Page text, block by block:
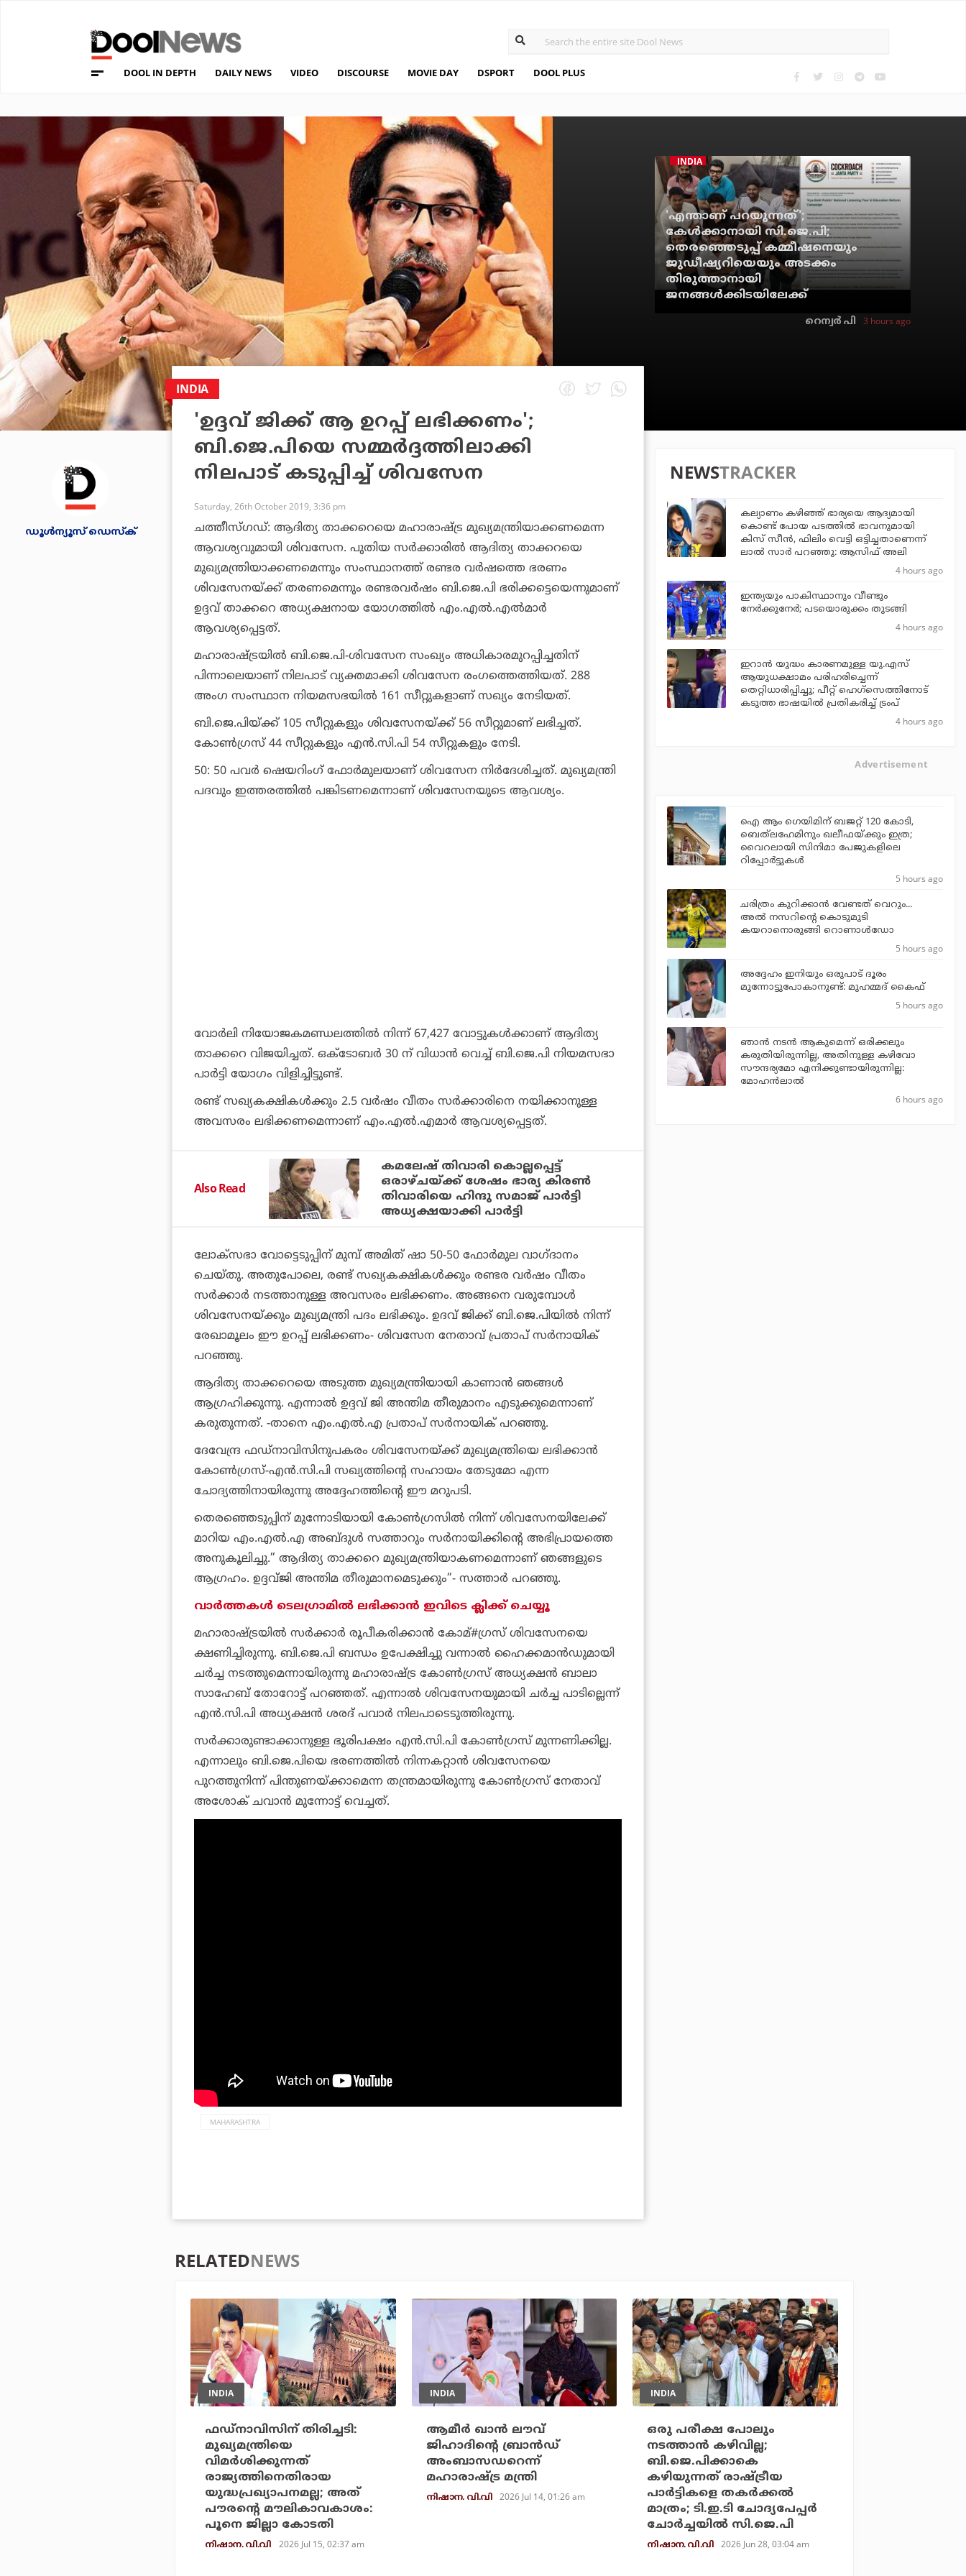
DOOL IN DEPTH DAILY NEWS VIDEO DISCOURSE MOVIE DAY DSPORT DOOL PLUS
INDIA
'എന്താണ് പറയുന്നത്';
കേള്‍ക്കാനായി സി.ജെ.പി;
തെരഞ്ഞെടുപ്പ് കമ്മീഷനെയും
ജുഡീഷ്യറിയെയും അടക്കം
തിരുത്താനായി
ജനങ്ങള്‍ക്കിടയിലേക്ക്
റെന്വര്‍ പി 3 hours ago
ഡൂള്‍ന്യൂസ് ഡെസ്‌ക്
INDIA
'ഉദ്ദവ് ജിക്ക് ആ ഉറപ്പ് ലഭിക്കണം';
ബി.ജെ.പിയെ സമ്മര്‍ദ്ദത്തിലാക്കി
നിലപാട് കടുപ്പിച്ച് ശിവസേന
Saturday, 26th October 2019, 3:36 pm
ചത്തീസ്ഗഡ്: ആദിത്യ താക്കറെയെ മഹാരാഷ്ട്ര മുഖ്യമന്ത്രിയാക്കണമെന്ന
ആവശ്യവുമായി ശിവസേന. പുതിയ സര്‍ക്കാരില്‍ ആദിത്യ താക്കറയെ
മുഖ്യമന്ത്രിയാക്കണമെന്നും സംസ്ഥാനത്ത് രണ്ടര വര്‍ഷത്തെ ഭരണം
ശിവസേനയ്ക്ക് തരണമെന്നും രണ്ടരവര്‍ഷം ബി.ജെ.പി ഭരിക്കട്ടെയെന്നുമാണ്
ഉദ്ദവ് താക്കറെ അധ്യക്ഷനായ യോഗത്തില്‍ എം.എല്‍.എല്‍മാര്‍
ആവശ്യപ്പെട്ടത്.
മഹാരാഷ്ട്രയില്‍ ബി.ജെ.പി-ശിവസേന സംഖ്യം അധികാരമുറപ്പിച്ചതിന്
പിന്നാലെയാണ് നിലപാട് വ്യക്തമാക്കി ശിവസേന രംഗത്തെത്തിയത്. 288
അംഗ സംസ്ഥാന നിയമസഭയില്‍ 161 സീറ്റുകളാണ് സഖ്യം നേടിയത്.
ബി.ജെ.പിയ്ക്ക് 105 സീറ്റുകളും ശിവസേനയ്ക്ക് 56 സീറ്റുമാണ് ലഭിച്ചത്.
കോണ്‍ഗ്രസ് 44 സീറ്റുകളും എന്‍.സി.പി 54 സീറ്റുകളും നേടി.
50: 50 പവര്‍ ഷെയറിംഗ് ഫോര്‍മുലയാണ് ശിവസേന നിര്‍ദേശിച്ചത്. മുഖ്യമന്ത്രി
പദവും ഇത്തരത്തില്‍ പങ്കിടണമെന്നാണ് ശിവസേനയുടെ ആവശ്യം.
വോര്‍ലി നിയോജകമണ്ഡലത്തില്‍ നിന്ന് 67,427 വോട്ടുകള്‍ക്കാണ് ആദിത്യ
താക്കറെ വിജയിച്ചത്. ഒക്ടോബര്‍ 30 ന് വിധാന്‍ വെച്ച് ബി.ജെ.പി നിയമസഭാ
പാര്‍ട്ടി യോഗം വിളിച്ചിട്ടുണ്ട്.
രണ്ട് സഖ്യകക്ഷികള്‍ക്കും 2.5 വര്‍ഷം വീതം സര്‍ക്കാരിനെ നയിക്കാനുള്ള
അവസരം ലഭിക്കണമെന്നാണ് എം.എല്‍.എമാര്‍ ആവശ്യപ്പെട്ടത്.
Also Read
കമലേഷ് തിവാരി കൊല്ലപ്പെട്ട്
ഒരാഴ്ചയ്ക്ക് ശേഷം ഭാര്യ കിരണ്‍
തിവാരിയെ ഹിന്ദു സമാജ് പാര്‍ട്ടി
അധ്യക്ഷയാക്കി പാര്‍ട്ടി
ലോക്‌സഭാ വോട്ടെടുപ്പിന് മുമ്പ് അമിത് ഷാ 50-50 ഫോര്‍മുല വാഗ്ദാനം
ചെയ്തു. അതുപോലെ, രണ്ട് സഖ്യകക്ഷികള്‍ക്കും രണ്ടര വര്‍ഷം വീതം
സര്‍ക്കാര്‍ നടത്താനുള്ള അവസരം ലഭിക്കണം. അങ്ങനെ വരുമ്പോള്‍
ശിവസേനയ്ക്കും മുഖ്യമന്ത്രി പദം ലഭിക്കും. ഉദവ് ജിക്ക് ബി.ജെ.പിയില്‍ നിന്ന്
രേഖാമൂലം ഈ ഉറപ്പ് ലഭിക്കണം- ശിവസേന നേതാവ് പ്രതാപ് സര്‍നായിക്
പറഞ്ഞു.
ആദിത്യ താക്കറെയെ അടുത്ത മുഖ്യമന്ത്രിയായി കാണാന്‍ ഞങ്ങള്‍
ആഗ്രഹിക്കുന്നു. എന്നാല്‍ ഉദ്ദവ് ജി അന്തിമ തീരുമാനം എടുക്കുമെന്നാണ്
കരുതുന്നത്. -താനെ എം.എല്‍.എ പ്രതാപ് സര്‍നായിക് പറഞ്ഞു.
ദേവേന്ദ്ര ഫഡ്നാവിസിനുപകരം ശിവസേനയ്ക്ക് മുഖ്യമന്ത്രിയെ ലഭിക്കാന്‍
കോണ്‍ഗ്രസ്-എന്‍.സി.പി സഖ്യത്തിന്റെ സഹായം തേടുമോ എന്ന
ചോദ്യത്തിനായിരുന്നു അദ്ദേഹത്തിന്റെ ഈ മറുപടി.
തെരഞ്ഞെടുപ്പിന് മുന്നോടിയായി കോണ്‍ഗ്രസില്‍ നിന്ന് ശിവസേനയിലേക്ക്
മാറിയ എം.എല്‍.എ അബ്ദുള്‍ സത്താറും സര്‍നായിക്കിന്റെ അഭിപ്രായത്തെ
അനുകൂലിച്ചു.” ആദിത്യ താക്കറെ മുഖ്യമന്ത്രിയാകണമെന്നാണ് ഞങ്ങളുടെ
ആഗ്രഹം. ഉദ്ദവ്ജി അന്തിമ തീരുമാനമെടുക്കും”- സത്താര്‍ പറഞ്ഞു.
വാര്‍ത്തകള്‍ ടെലഗ്രാമില്‍ ലഭിക്കാന്‍ ഇവിടെ ക്ലിക്ക് ചെയ്യൂ
മഹാരാഷ്ട്രയില്‍ സര്‍ക്കാര്‍ രൂപീകരിക്കാന്‍ കോമ്#ഗ്രസ് ശിവസേനയെ
ക്ഷണിച്ചിരുന്നു. ബി.ജെ.പി ബന്ധം ഉപേക്ഷിച്ചു വന്നാല്‍ ഹൈക്കമാന്‍ഡുമായി
ചര്‍ച്ച നടത്തുമെന്നായിരുന്നു മഹാരാഷ്ട്ര കോണ്‍ഗ്രസ് അധ്യക്ഷന്‍ ബാലാ
സാഹേബ് തോറോട്ട് പറഞ്ഞത്. എന്നാല്‍ ശിവസേനയുമായി ചര്‍ച്ച പാടില്ലെന്ന്
എന്‍.സി.പി അധ്യക്ഷന്‍ ശരദ് പവാര്‍ നിലപാടെടുത്തിരുന്നു.
സര്‍ക്കാരുണ്ടാക്കാനുള്ള ഭൂരിപക്ഷം എന്‍.സി.പി കോണ്‍ഗ്രസ് മുന്നണിക്കില്ല.
എന്നാലും ബി.ജെ.പിയെ ഭരണത്തില്‍ നിന്നകറ്റാന്‍ ശിവസേനയെ
പുറത്തുനിന്ന് പിന്തുണയ്ക്കാമെന്ന തന്ത്രമായിരുന്നു കോണ്‍ഗ്രസ് നേതാവ്
അശോക് ചവാന്‍ മുന്നോട്ട് വെച്ചത്.
MAHARASHTRA
NEWSTRACKER
കല്യാണം കഴിഞ്ഞ് ഭാര്യയെ ആദ്യമായി
കൊണ്ട് പോയ പടത്തില്‍ ഭാവനുമായി
കിസ് സീന്‍, ഫിലിം വെട്ടി ഒട്ടിച്ചതാണെന്ന്
ലാല്‍ സാര്‍ പറഞ്ഞു: ആസിഫ് അലി
4 hours ago
ഇന്ത്യയും പാകിസ്ഥാനും വീണ്ടും
നേര്‍ക്കുനേര്‍; പടയൊരുക്കം തുടങ്ങി
4 hours ago
ഇറാന്‍ യുദ്ധം കാരണമുള്ള യു.എസ്
ആയുധക്ഷാമം പരിഹരിച്ചെന്ന്
തെറ്റിധാരിപ്പിച്ചു; പീറ്റ് ഹെഗ്‌സെത്തിനോട്
കടുത്ത ഭാഷയില്‍ പ്രതികരിച്ച് ട്രംപ്
4 hours ago
Advertisement
ഐ ആം ഗെയിമിന് ബജറ്റ് 120 കോടി,
ബെത്‌ലഹേമിനും ഖലീഫയ്ക്കും ഇത്ര;
വൈറലായി സിനിമാ പേജുകളിലെ
റിപ്പോര്‍ട്ടുകള്‍
5 hours ago
ചരിത്രം കുറിക്കാന്‍ വേണ്ടത് വെറും...
അല്‍ നസറിന്റെ കൊടുമുടി
കയറാനൊരുങ്ങി റൊണാള്‍ഡോ
5 hours ago
അദ്ദേഹം ഇനിയും ഒരുപാട് ദൂരം
മുന്നോട്ടുപോകാനുണ്ട്: മുഹമ്മദ് കൈഫ്
5 hours ago
ഞാൻ നടൻ ആകുമെന്ന് ഒരിക്കലും
കരുതിയിരുന്നില്ല, അതിനുള്ള കഴിവോ
സൗന്ദര്യമോ എനിക്കുണ്ടായിരുന്നില്ല:
മോഹൻലാൽ
6 hours ago
RELATEDNEWS
INDIA
ഫഡ്‌നാവിസിന് തിരിച്ചടി:
മുഖ്യമന്ത്രിയെ
വിമര്‍ശിക്കുന്നത്
രാജ്യത്തിനെതിരായ
യുദ്ധപ്രഖ്യാപനമല്ല; അത്
പൗരന്റെ മൗലികാവകാശം:
പൂനെ ജില്ലാ കോടതി
നിഷാന. വി.വി 2026 Jul 15, 02:37 am
INDIA
ആമീര്‍ ഖാന്‍ ലൗവ്
ജിഹാദിന്റെ ബ്രാന്‍ഡ്
അംബാസഡറെന്ന്
മഹാരാഷ്ട്ര മന്ത്രി
നിഷാന. വി.വി 2026 Jul 14, 01:26 am
INDIA
ഒരു പരീക്ഷ പോലും
നടത്താന്‍ കഴിവില്ല;
ബി.ജെ.പിക്കാകെ
കഴിയുന്നത് രാഷ്ട്രീയ
പാര്‍ട്ടികളെ തകര്‍ക്കല്‍
മാത്രം; ടി.ഇ.ടി ചോദ്യപേപ്പര്‍
ചോര്‍ച്ചയില്‍ സി.ജെ.പി
നിഷാന. വി.വി 2026 Jun 28, 03:04 am